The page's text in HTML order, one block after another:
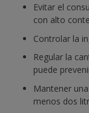
Evitar el
con alto
Controlar la
Regular la
puede
Mantener
menos dos